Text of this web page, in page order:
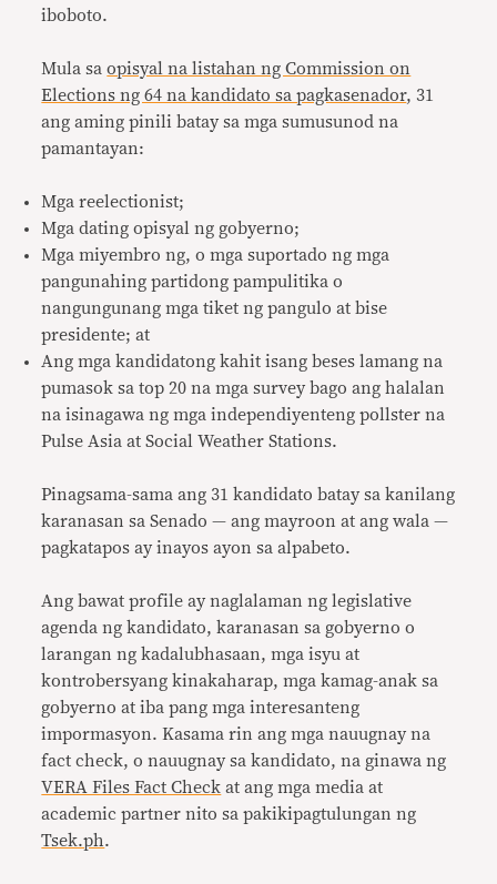
iboboto.
Mula saopisyal na listahan ng Commission on
Elections ng 64 na kandidato sa pagkasenador, 31
ang aming pinili batay sa mga sumusunod na
pamantayan:
Mga reelectionist;
Mga dating opisyal ng gobyerno;
Mga miyembro ng, o mga suportado ng mga
pangunahing partidong pampulitika o
nangungunang mga tiket ng pangulo at bise
presidente; at
Ang mga kandidatong kahit isang beses lamang na
pumasok sa top 20 na mga survey bago ang halalan
na isinagawa ng mga independiyenteng pollster na
Pulse Asia at Social Weather Stations.
Pinagsama-sama ang 31 kandidato batay sa kanilang
karanasan sa Senado — ang mayroon at ang wala —
pagkatapos ay inayos ayon sa alpabeto.
Ang bawat profile ay naglalaman ng legislative
agenda ng kandidato, karanasan sa gobyerno o
larangan ng kadalubhasaan, mga isyu at
kontrobersyang kinakaharap, mga kamag-anak sa
gobyerno at iba pang mga interesanteng
impormasyon. Kasama rin ang mga nauugnay na
fact check, o nauugnay sa kandidato, na ginawa ng
VERA Files Fact Check at ang mga media at
academic partner nito sa pakikipagtulungan ng
Tsek.ph.